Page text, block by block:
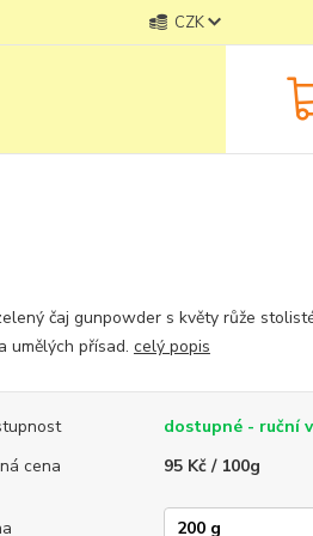
CZK
čaj gunpowder s květy růže
umělých přísad. celý popis
dostupné - ruční
cena
95 Kč / 100g